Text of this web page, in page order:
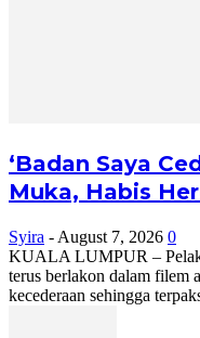
‘Badan Saya
Muka, Habis
Syira - August 7, 2026 0
KUALA LUMPUR –
terus berlakon dalam filem
kecederaan sehingga